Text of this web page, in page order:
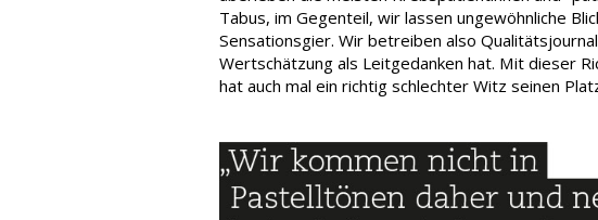
Tabus, im Gegenteil, wir lassen ungewöhnliche
Sensationsgier. Wir betreiben also
Wertschätzung als Leitgedanken hat. Mit dieser
hat auch mal ein richtig schlechter Witz seinen